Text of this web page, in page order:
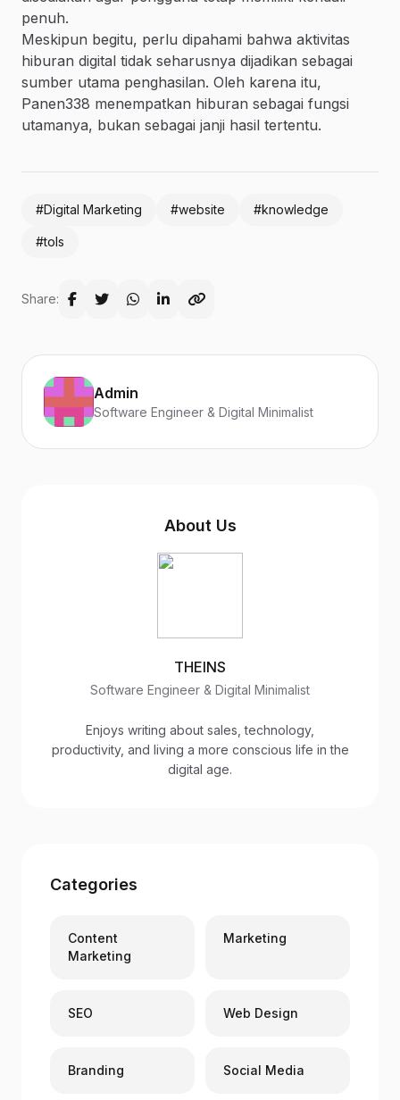
penuh.
Meskipun begitu, perlu dipahami bahwa aktivitas
hiburan digital tidak seharusnya dijadikan sebagai
sumber utama penghasilan. Oleh karena itu,
Panen338 menempatkan hiburan sebagai fungsi
utamanya, bukan sebagai janji hasil tertentu.
#Digital Marketing #website #knowledge
#tols
Share:
Admin
Software Engineer & Digital Minimalist
About Us
THEINS
Software Engineer & Digital Minimalist
Enjoys writing about sales, technology,
productivity, and living a more conscious life in the
digital age.
Categories
Content
Marketing
Marketing
SEO Web Design
Branding Social Media